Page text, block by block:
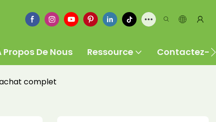
Propos De Nous Ressource Contactez-
complet